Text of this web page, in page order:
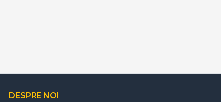
DESPRE NOI